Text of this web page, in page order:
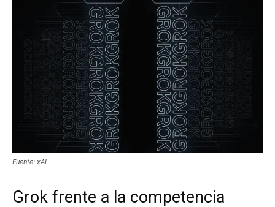
Fuente: xAI
Grok frente a la competencia